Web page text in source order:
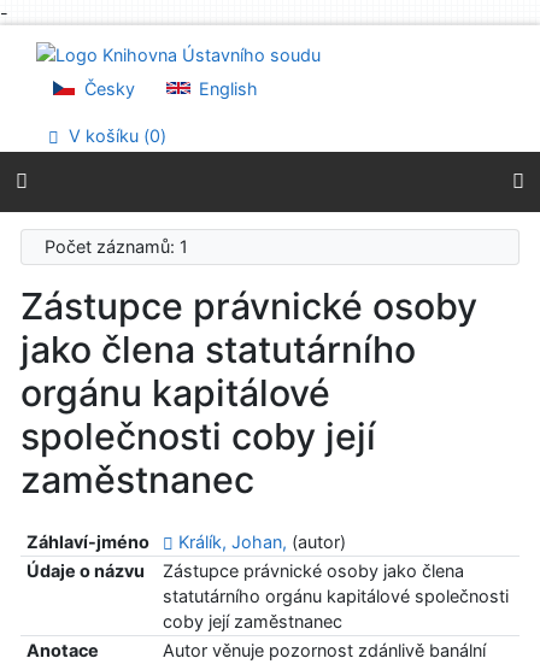
-
Přejít na menu
Prohlášení o webové přístupnosti
Česky English
V košíku (0)
Počet záznamů: 1
Zástupce právnické osoby
jako člena statutárního
orgánu kapitálové
společnosti coby její
zaměstnanec
Záhlaví-jméno Králík, Johan, (autor)
Údaje o názvu
Zástupce právnické osoby jako člena
statutárního orgánu kapitálové společnosti
coby její zaměstnanec
Anotace
Autor věnuje pozornost zdánlivě banální